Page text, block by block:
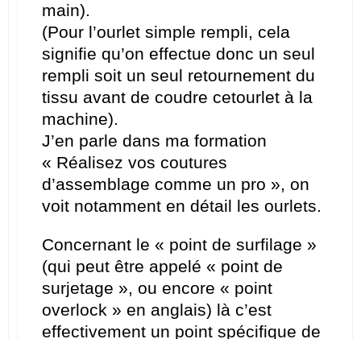
main).
(Pour l’ourlet simple rempli, cela
signifie qu’on effectue donc un seul
rempli soit un seul retournement du
tissu avant de coudre cetourlet à la
machine).
J’en parle dans ma formation
« Réalisez vos coutures
d’assemblage comme un pro », on
voit notamment en détail les ourlets.
Concernant le « point de surfilage »
(qui peut être appelé « point de
surjetage », ou encore « point
overlock » en anglais) là c’est
effectivement un point spécifique de